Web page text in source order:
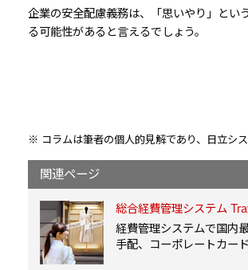
企業の安全配慮義務は、「思いやり」とい
る可能性があると言えるでしょう。
※ コラムは筆者の個人的見解であり、日立シ
関連ページ
総合経費管理システム
経費管理システムで国内
手配、コーポレートカー